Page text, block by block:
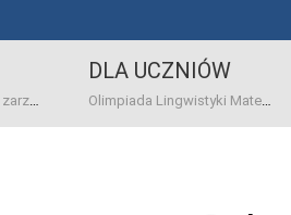
dane bankowo-adresowe kontakt
DLA UCZNIÓW
Olimpiada Lingwistyki Matematycznej